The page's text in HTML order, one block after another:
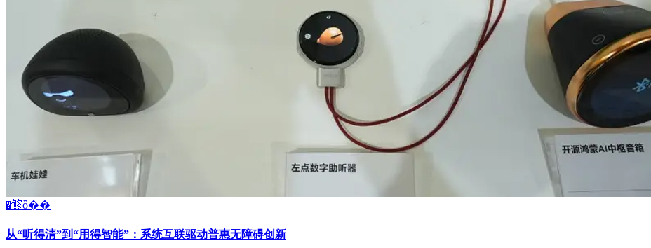
�鿴ȫ��
从“听得清”到“用得智能”：系统互联驱动普惠无障碍创新